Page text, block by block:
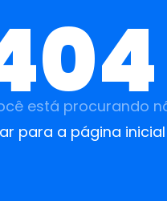
está procurando
para a página inicial